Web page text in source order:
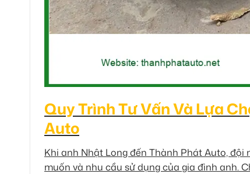
Quy Trình Tư Vấn Và Lựa
Auto
Khi anh Nhật Long đến Thành Phát Auto,
muốn và nhu cầu sử dụng của gia đình anh.